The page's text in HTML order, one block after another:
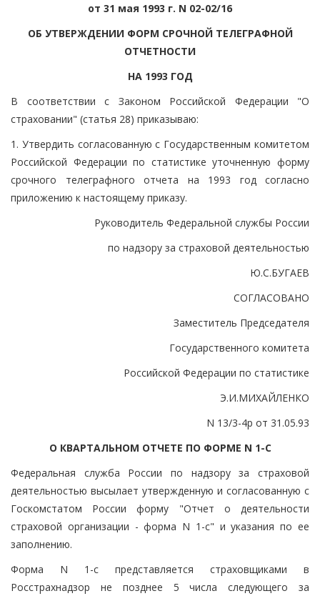
от 31 мая 1993 г. N 02-02/16
ОБ УТВЕРЖДЕНИИ ФОРМ СРОЧНОЙ ТЕЛЕГРАФНОЙ
ОТЧЕТНОСТИ
НА 1993 ГОД
В соответствии с Законом Российской Федерации "О
страховании" (статья 28) приказываю:
1. Утвердить согласованную с Государственным комитетом
Российской Федерации по статистике уточненную форму
срочного телеграфного отчета на 1993 год согласно
приложению к настоящему приказу.
Руководитель Федеральной службы России
по надзору за страховой деятельностью
Ю.С.БУГАЕВ
СОГЛАСОВАНО
Заместитель Председателя
Государственного комитета
Российской Федерации по статистике
Э.И.МИХАЙЛЕНКО
N 13/3-4р от 31.05.93
О КВАРТАЛЬНОМ ОТЧЕТЕ ПО ФОРМЕ N 1-С
Федеральная служба России по надзору за страховой
деятельностью высылает утвержденную и согласованную с
Госкомстатом России форму "Отчет о деятельности
страховой организации - форма N 1-с" и указания по ее
заполнению.
Форма N 1-с представляется страховщиками в
Росстрахнадзор не позднее 5 числа следующего за